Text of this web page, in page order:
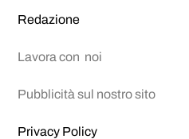
Redazione
Lavora con noi
Pubblicità sul nostro sito
Privacy Policy